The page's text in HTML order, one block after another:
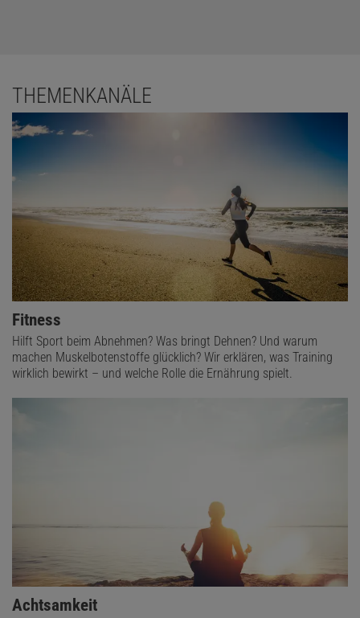
THEMENKANÄLE
Fitness
Hilft Sport beim Abnehmen? Was bringt Dehnen? Und warum
machen Muskelbotenstoffe glücklich? Wir erklären, was Training
wirklich bewirkt – und welche Rolle die Ernährung spielt.
Achtsamkeit